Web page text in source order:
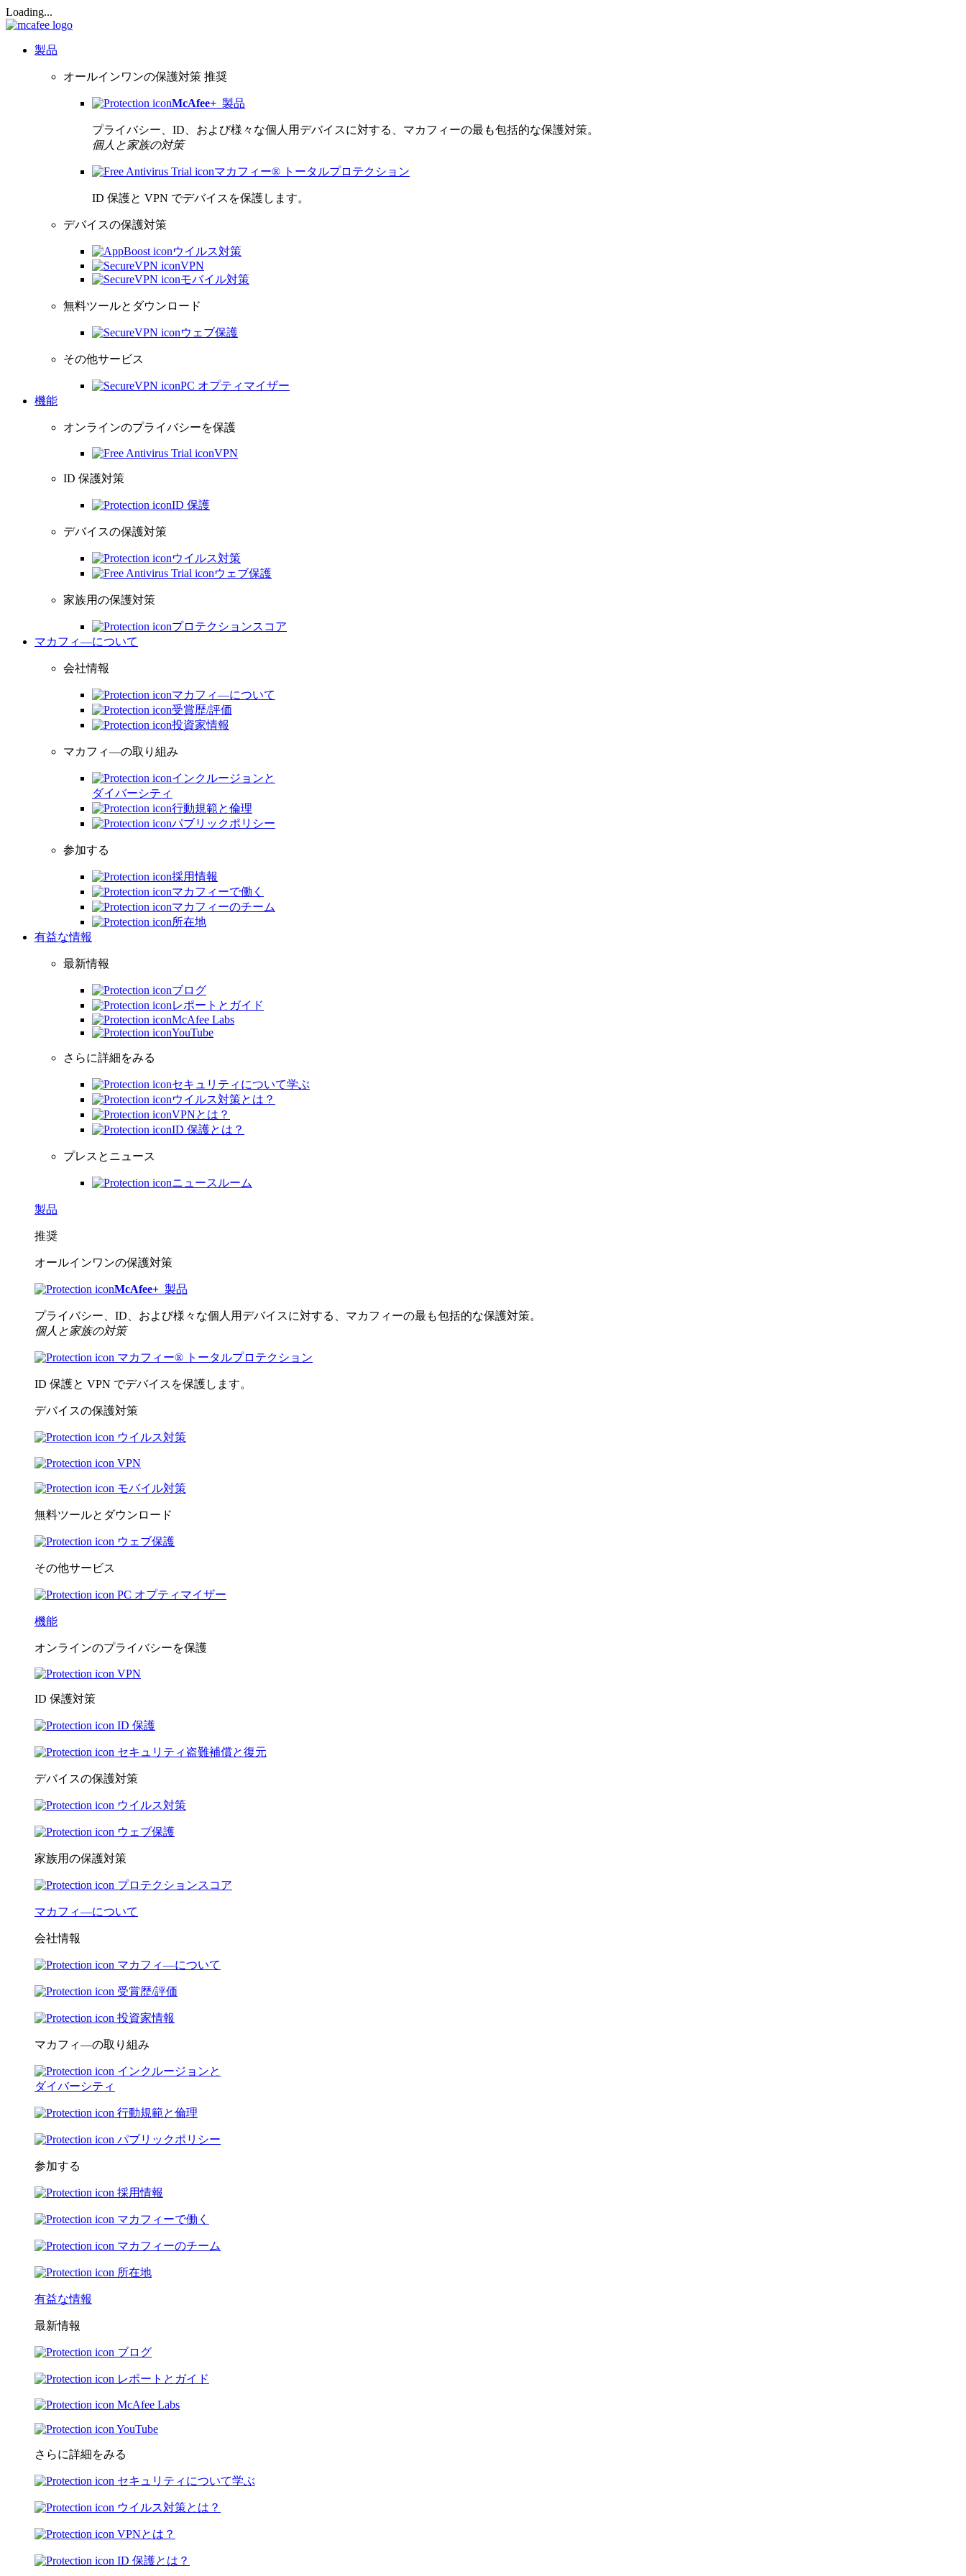
Loading...
製品
オールインワンの保護対策 推奨
McAfee+ 製品
プライバシー、ID、および様々な個人用デバイスに対する、マカフィーの最も包括的な保護対策。
個人と家族の対策
マカフィー® トータルプロテクション
ID 保護と VPN でデバイスを保護します。
デバイスの保護対策
ウイルス対策
VPN
モバイル対策
無料ツールとダウンロード
ウェブ保護
その他サービス
PC オプティマイザー
機能
オンラインのプライバシーを保護
VPN
ID 保護対策
ID 保護
デバイスの保護対策
ウイルス対策
ウェブ保護
家族用の保護対策
プロテクションスコア
マカフィ―について
会社情報
マカフィ―について
受賞歴/評価
投資家情報
マカフィ―の取り組み
インクルージョンと
ダイバーシティ
行動規範と倫理
パブリックポリシー
参加する
採用情報
マカフィーで働く
マカフィーのチーム
所在地
有益な情報
最新情報
ブログ
レポートとガイド
McAfee Labs
YouTube
さらに詳細をみる
セキュリティについて学ぶ
ウイルス対策とは？
VPNとは？
ID 保護とは？
プレスとニュース
ニュースルーム
製品
推奨
オールインワンの保護対策
McAfee+ 製品
プライバシー、ID、および様々な個人用デバイスに対する、マカフィーの最も包括的な保護対策。
個人と家族の対策
マカフィー® トータルプロテクション
ID 保護と VPN でデバイスを保護します。
デバイスの保護対策
ウイルス対策
VPN
モバイル対策
無料ツールとダウンロード
ウェブ保護
その他サービス
PC オプティマイザー
機能
オンラインのプライバシーを保護
VPN
ID 保護対策
ID 保護
セキュリティ盗難補償と復元
デバイスの保護対策
ウイルス対策
ウェブ保護
家族用の保護対策
プロテクションスコア
マカフィ―について
会社情報
マカフィ―について
受賞歴/評価
投資家情報
マカフィ―の取り組み
インクルージョンと
ダイバーシティ
行動規範と倫理
パブリックポリシー
参加する
採用情報
マカフィーで働く
マカフィーのチーム
所在地
有益な情報
最新情報
ブログ
レポートとガイド
McAfee Labs
YouTube
さらに詳細をみる
セキュリティについて学ぶ
ウイルス対策とは？
VPNとは？
ID 保護とは？